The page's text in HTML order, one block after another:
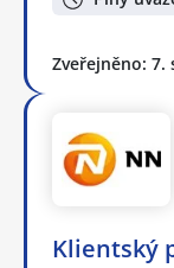
Zveřejněno: 7.
Klientský